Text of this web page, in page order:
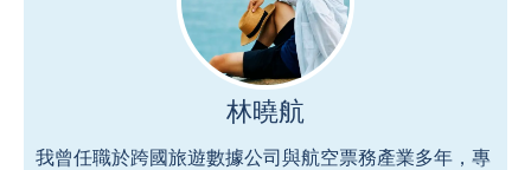
林曉航
我曾任職於跨國旅遊數據公司與航空票務產業多年，專